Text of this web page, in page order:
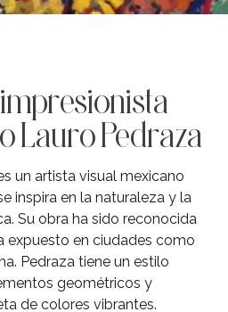
Lauro Pedraza
un artista visual mexicano
inspira en la naturaleza y la
Su obra ha sido reconocida
expuesto en ciudades como
Pedraza tiene un estilo
geométricos y
de colores vibrantes.